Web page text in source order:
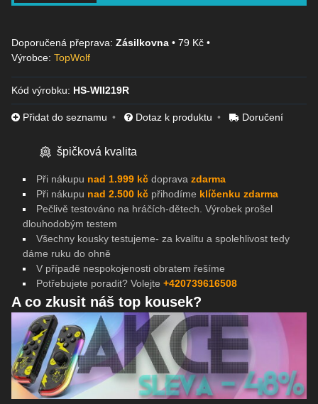
Zásilkovna • 79 Kč •
Výrobce: TopWolf
Kód výrobku: HS-WII219R
Přidat do seznamu Dotaz k produktu Doručení
špičková kvalita
Při nákupu nad 1.999 kč doprava zdarma
Při nákupu nad 2.500 kč přihodíme klíčenku zdarma
Pečlivě testováno na hráčích-dětech. Výrobek prošel
dlouhodobým testem
Všechny kousky testujeme- za kvalitu a spolehlivost tedy
dáme ruku do ohně
V případě nespokojenosti obratem řešíme
Potřebujete poradit? Volejte +420739616508
A co zkusit náš top kousek?